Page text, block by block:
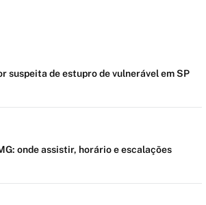
suspeita de estupro de vulnerável em SP
onde assistir, horário e escalações